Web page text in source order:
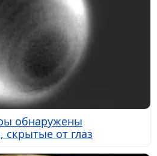
обнаружены
скрытые от глаз